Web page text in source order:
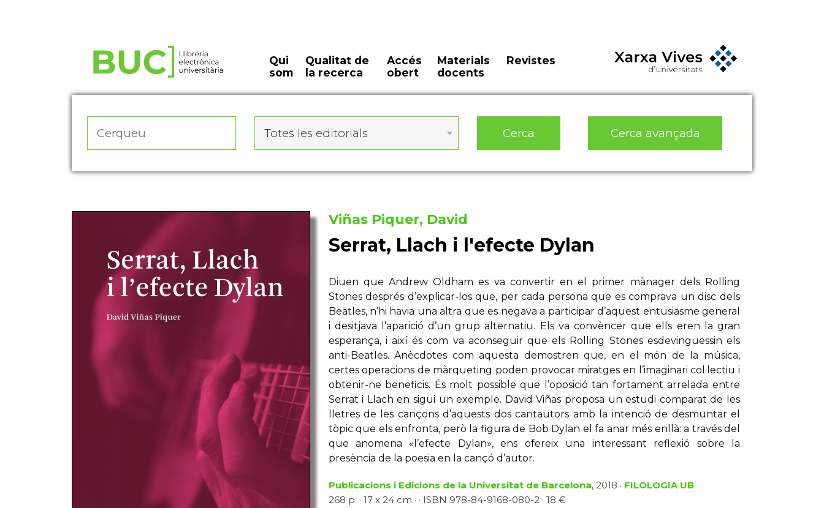
Qui
som
Qualitat de
la recerca
Accés
obert
Materials
docents
Revistes
Totes les editorials Cerca Cerca avançada
Viñas Piquer, David
Serrat, Llach i l'efecte Dylan
Diuen que Andrew Oldham es va convertir en el primer mànager dels Rolling
Stones després d’explicar-los que, per cada persona que es comprava un disc dels
Beatles, n’hi havia una altra que es negava a participar d’aquest entusiasme general
i desitjava l’aparició d’un grup alternatiu. Els va convèncer que ells eren la gran
esperança, i així és com va aconseguir que els Rolling Stones esdevinguessin els
anti-Beatles. Anècdotes com aquesta demostren que, en el món de la música,
certes operacions de màrqueting poden provocar miratges en l’imaginari col·lectiu i
obtenir-ne beneficis. És molt possible que l’oposició tan fortament arrelada entre
Serrat i Llach en sigui un exemple. David Viñas proposa un estudi comparat de les
lletres de les cançons d’aquests dos cantautors amb la intenció de desmuntar el
tòpic que els enfronta, però la figura de Bob Dylan el fa anar més enllà: a través del
que anomena «l’efecte Dylan», ens ofereix una interessant reflexió sobre la
presència de la poesia en la cançó d’autor.
Publicacions i Edicions de la Universitat de Barcelona, 2018 · FILOLOGIA UB
268 p. · 17 x 24 cm · · ISBN 978-84-9168-080-2 · 18 €